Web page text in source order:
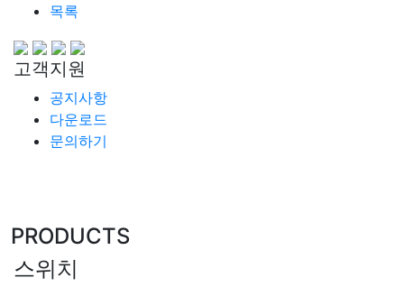
목록
고객지원
공지사항
다운로드
문의하기
PRODUCTS
스위치